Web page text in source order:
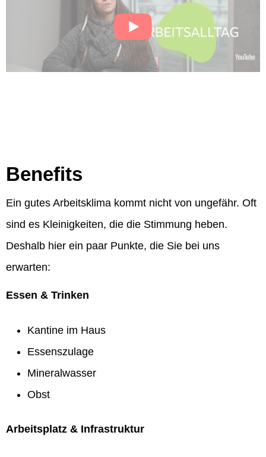
Benefits
Ein gutes Arbeitsklima kommt nicht von ungefähr. Oft
sind es Kleinigkeiten, die die Stimmung heben.
Deshalb hier ein paar Punkte, die Sie bei uns
erwarten:
Essen & Trinken
Kantine im Haus
Essenszulage
Mineralwasser
Obst
Arbeitsplatz & Infrastruktur